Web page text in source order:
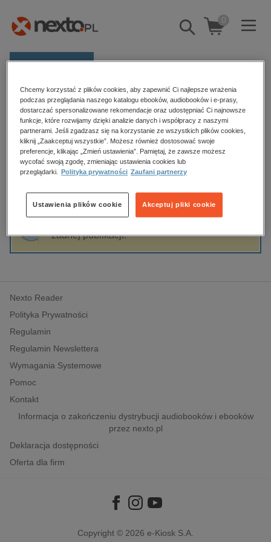
Pokaż/schowaj
wyszukiwarkę
0
E-prasa
Kategorie
Zobacz wszystkie E-prasa
budownictwo, aranżacja wnętrz
biznesowe, branżowe, gospodarka
edukacja
hobby, sport, rozrywka
komputery, internet, technologie, informatyka
polityka, społeczno-informacyjne
psychologiczne
inne
popularno-naukowe
historia
Strona główna Ken Follett
Ken Follett
Sortowanie Filtrowanie
żadnej publikacji.
Nexto Reader
Polityka Prywatności
Regulamin
Regulamin Newslettera
Wymagania Systemowe
Pomoc
Kontakt
Informacja o zakończeniu dystrybucji audiobooków i ebooków
przez nexto.pl
Deklaracja dostępności
Oferta dla firm
Copyright © 2026 e-Kiosk S.A.
Chcemy korzystać z plików cookies, aby zapewnić Ci najlepsze wrażenia
podczas przeglądania naszego katalogu ebooków, audiobooków i e-prasy,
dostarczać spersonalizowane rekomendacje oraz udostępniać Ci najnowsze
funkcje, które rozwijamy dzięki analizie danych i współpracy z naszymi
partnerami. Jeśli zgadzasz się na korzystanie ze wszystkich plików cookies,
kliknij „Zaakceptuj wszystkie”. Możesz również dostosować swoje
preferencje, klikając „Zmień ustawienia”. Pamiętaj, że zawsze możesz
wycofać swoją zgodę, zmieniając ustawienia cookies lub
przeglądarki.
Polityka prywatności Zaufani partnerzy
Akceptuj pliki cookie
Ustawienia plików cookie